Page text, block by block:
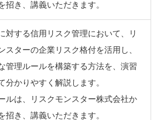
招き、講義いただきます。
対する信用リスク管理において、リ
スターの企業リスク格付を活用し、
管理ルールを構築する方法を、演習
分かりやすく解説します。
ルは、リスクモンスター株式会社か
招き、講義いただきます。